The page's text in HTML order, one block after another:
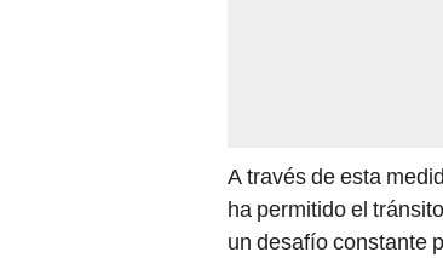
A través de esta
ha permitido el
un desafío constante